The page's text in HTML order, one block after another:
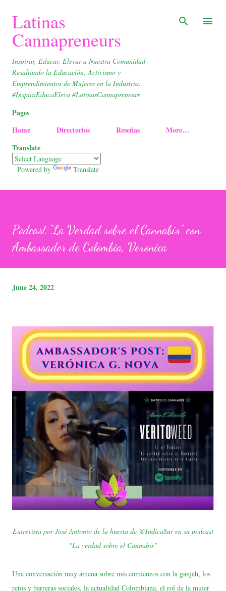
Latinas
Cannapreneurs
Inspirar, Educar, Elevar a Nuestra Comunidad
Resaltando la Educación, Activismo y
Emprendimientos de Mujeres en la Industria.
#InspiraEducaEleva #LatinasCannapreneurs
Pages
Home
Directorios Reseñas
More…
Translate
Powered by Translate
Podcast "La Verdad sobre el Cannabis" con
Ambassador de Colombia, Veronica
June 24, 2022
Entrevista por José Antonio de la huerta de @IndicaSur en su podcast
"La verdad sobre el Cannabis"
Una conversación muy amena sobre mis comienzos con la ganjah, los
retos y barreras sociales, la actualidad Colombiana, el rol de la mujer